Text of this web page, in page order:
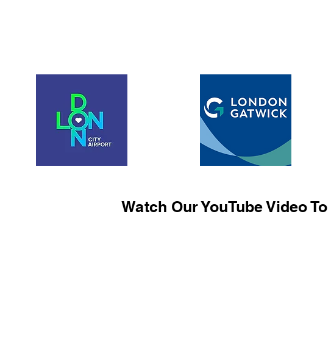
Watch Our YouTube Video